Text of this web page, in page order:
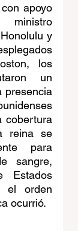
apoyo
y
los
un
presencia
cobertura
reina se
para
sangre,
Estados
el orden
ocurrió.